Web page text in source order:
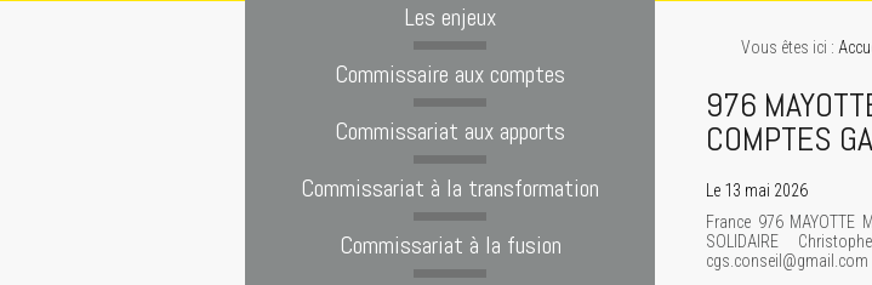
Vous êtes ici :
976
COMPTES
Le 13 mai 2026
France 976 MAYOTTE
SOLIDAIRE
Les enjeux
Commissaire aux comptes
Commissariat aux apports
Commissariat à la transformation
Commissariat à la fusion